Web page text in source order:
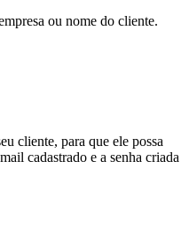
ou nome do cliente.
cliente, para que ele possa
cadastrado e a senha criada